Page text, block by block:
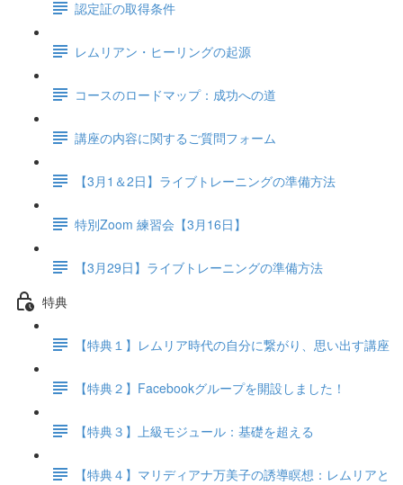
認定証の取得条件
レムリアン・ヒーリングの起源
コースのロードマップ：成功への道
講座の内容に関するご質問フォーム
【3月1＆2日】ライブトレーニングの準備方法
特別Zoom 練習会【3月16日】
【3月29日】ライブトレーニングの準備方法
特典
【特典１】レムリア時代の自分に繋がり、思い出す講座
【特典２】Facebookグループを開設しました！
【特典３】上級モジュール：基礎を超える
【特典４】マリディアナ万美子の誘導瞑想：レムリアと